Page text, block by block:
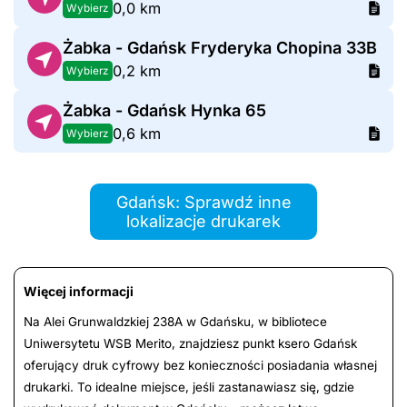
Wybierz 0,0 km
Żabka - Gdańsk Fryderyka Chopina 33B
Wybierz 0,2 km
Żabka - Gdańsk Hynka 65
Wybierz 0,6 km
Gdańsk: Sprawdź inne
lokalizacje drukarek
Więcej informacji
Na Alei Grunwaldzkiej 238A w Gdańsku, w bibliotece
Uniwersytetu WSB Merito, znajdziesz punkt ksero Gdańsk
oferujący druk cyfrowy bez konieczności posiadania własnej
drukarki. To idealne miejsce, jeśli zastanawiasz się, gdzie